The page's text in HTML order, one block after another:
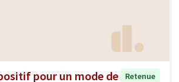
pour un mode de
Retenue